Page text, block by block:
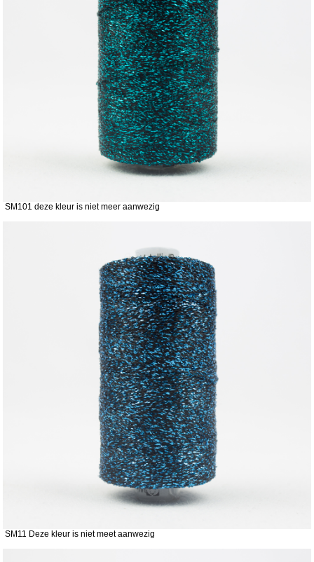
SM101 deze kleur is niet meer aanwezig
SM11 Deze kleur is niet meet aanwezig